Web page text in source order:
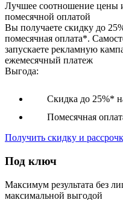
Лучшее соотношение цены
помесячной оплатой
Вы получаете скидку до
помесячная оплата*.
запускаете рекламную
ежемесячный платеж
Выгода:
Скидка до 25%*
Помесячная
Получить скидку и
Под ключ
Максимум результата без
максимальной выгодой